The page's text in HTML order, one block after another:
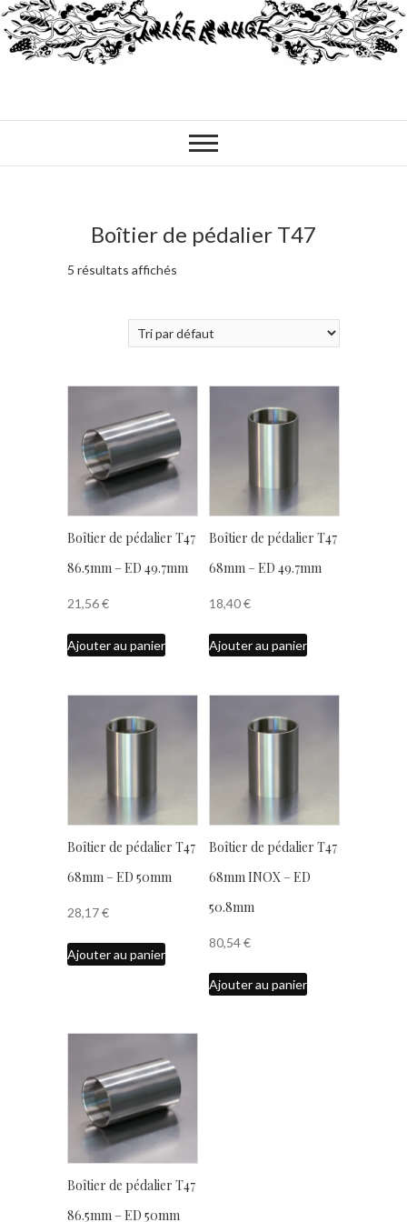
Boîtier de pédalier T47
5 résultats affichés
Boîtier de pédalier T47
86.5mm – ED 49.7mm
21,56€
Ajouter au panier
Boîtier de pédalier T47
68mm – ED 49.7mm
18,40€
Ajouter au panier
Boîtier de pédalier T47
68mm – ED 50mm
28,17€
Ajouter au panier
Boîtier de pédalier T47
68mm INOX – ED
50.8mm
80,54€
Ajouter au panier
Boîtier de pédalier T47
86.5mm – ED 50mm